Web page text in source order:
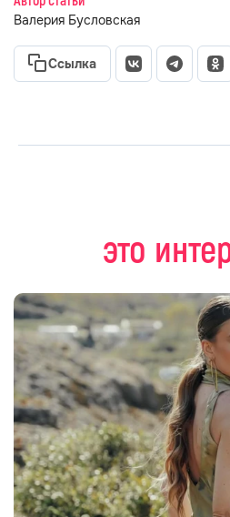
Валерия Бусловская
Ссылка
это